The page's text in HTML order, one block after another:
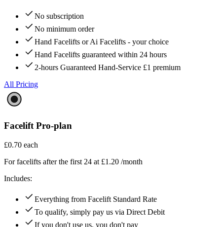
No subscription​​​​‌ ‍ ​‍​‍‌‍ ‌ ​‍‌‍‍‌‌‍‌ ‌‍‍‌‌‍ ‍​‍​‍​ ‍‍​‍​‍‌ ​ ‌‍​‌‌‍ ‍‌‍‍‌‌ ‌​‌ ‍‌​‍ ‍‌‍‍‌‌‍ ​‍​‍​‍ ​​‍​‍‌‍‍​‌ ​‍‌‍‌‌‌‍‌‍​‍​‍​ ‍‍​‍​‍​‍ ‌‍​‌‌‍‌​‌‍ ‌‌‍‍‌‌‍ ‍​‍ ‌‍‍‌‌‍ ‍‌ ‌​‌‍‌‌‌‍ ‍‌ ‌​​‍ ‌‍‌‌‌‍‌​‌‍‍‌‌ ‌​​‍ ‌‍ ‌‌‍ ‌‍‌​‌‍‌‌​ ‌‌ ​​‌ ​‍‌‍‌‌‌ ​ ‌‍‌‌‌‍ ‍‌ ‌​‌‍​‌‌ ‌​‌‍‍‌‌‍ ‌‍ ‍​ ‍ ‌‍‍‌‌‍‌​​ ‌​ ​‌​ ‌‌‌‍​‍‌‍​ ‌‍‌‍​ ‍‌​ ​‌​ ​‍​‍ ‌​ ​‍​ ‍​‌‍‌‍​ ​‌​‍ ‌​ ‌​​ ‍​​ ​‌​ ‌‍​‍ ‌‌‍​‍​ ​​​ ‌‌‌‍​‌​‍ ‌​ ‍​​ ‍‌‌‍​‍‌‍‌‍‌‍‌​‌‍​ ​ ‌‍‌‍​‌‌‍‌‌​ ‌ ​ ‌​‌‍​ ​ ‍ ‌ ‌​‌ ‍‌‌ ​​‌‍‌‌​ ‌‌ ​​‌ ​‍‌‍‍‌‌‍​ ‌‍‍‌‌‍ ‍‌‍‌ ‌‌​​‌‍ ​‌‍​‌‌‍ ‍​ ‍ ‌ ​​‌‍​‌‌ ‌​‌‍‍​​ ‌‌‍‍‌‌‍ ‍‌‍​ ‌‍ ​‌ ‌‌‌‍‌​‌‍‌‌‌ ​ ​‍‌‌​ ‌‌‌​​‍​ ​​​‍‌‌​ ‌‌‌​‌​​ ‌‍​‍‌‍​‌‌ ​ ‌‍‌‌‌‌‌‌‌ ​‍‌‍ ​​ ‌​‍‌‌​ ​‍‌​‌‍‌‍​‌‌‍‌​‌‍ ‌‌‍‍‌‌‍ ‍​‍‌‍‌‍‍‌‌‍‌​​ ‌​ ​‌​ ‌‌‌‍​‍‌‍​ ‌‍‌‍​ ‍‌​ ​‌​ ​‍​‍ ‌​ ​‍​ ‍​‌‍‌‍​ ​‌​‍ ‌​ ‌​​ ‍​​ ​‌​ ‌‍​‍ ‌‌‍​‍​ ​​​ ‌‌‌‍​‌​‍ ‌​ ‍​​ ‍‌‌‍​‍‌‍‌‍‌‍‌​‌‍​ ​ ‌‍‌‍​‌‌‍‌‌​ ‌ ​ ‌​‌‍​ ​‍‌‍‌ ‌​‌ ‍‌‌ ​​‌‍‌‌​ ‌‌ ​​‌ ​‍‌‍‍‌‌‍​ ‌‍‍‌‌‍ ‍‌‍‌ ‌‌​​‌‍ ​‌‍​‌‌‍ ‍​‍‌‍‌ ​​‌‍​‌‌ ‌​‌‍‍​​ ‌‌‍‍‌‌‍ ‍‌‍​ ‌‍ ​‌ ‌‌‌‍‌​‌‍‌‌‌ ​ ​‍‌‌​ ‌‌‌​​‍​ ​​​‍‌‌​ ‌‌‌​‌​​‍‌‍‌ ​​‌‍‌‌‌ ​‍‌ ​ ‌ ​​‌‍‌‌‌‍​ ‌ ‌​‌‍‍‌‌ ‌‍‌‍‌‌​ ‌‌ ​​‌ ‌‌‌‍​‍‌‍ ​‌‍‍‌‌ ​ ‌‍‍​‌‍‌‌‌‍‌​​‍​‍‌ ‌
No minimum order​​​​‌ ‍ ​‍​‍‌‍ ‌ ​‍‌‍‍‌‌‍‌ ‌‍‍‌‌‍ ‍​‍​‍​ ‍‍​‍​‍‌ ​ ‌‍​‌‌‍ ‍‌‍‍‌‌ ‌​‌ ‍‌​‍ ‍‌‍‍‌‌‍ ​‍​‍​‍ ​​‍​‍‌‍‍​‌ ​‍‌‍‌‌‌‍‌‍​‍​‍​ ‍‍​‍​‍​‍ ‌‍​‌‌‍‌​‌‍ ‌‌‍‍‌‌‍ ‍​‍ ‌‍‍‌‌‍ ‍‌ ‌​‌‍‌‌‌‍ ‍‌ ‌​​‍ ‌‍‌‌‌‍‌​‌‍‍‌‌ ‌​​‍ ‌‍ ‌‌‍ ‌‍‌​‌‍‌‌​ ‌‌ ​​‌ ​‍‌‍‌‌‌ ​ ‌‍‌‌‌‍ ‍‌ ‌​‌‍​‌‌ ‌​‌‍‍‌‌‍ ‌‍ ‍​ ‍ ‌‍‍‌‌‍‌​​ ‌​ ​‌​ ‌‌‌‍​‍‌‍​ ‌‍‌‍​ ‍‌​ ​‌​ ​‍​‍ ‌​ ​‍​ ‍​‌‍‌‍​ ​‌​‍ ‌​ ‌​​ ‍​​ ​‌​ ‌‍​‍ ‌‌‍​‍​ ​​​ ‌‌‌‍​‌​‍ ‌​ ‍​​ ‍‌‌‍​‍‌‍‌‍‌‍‌​‌‍​ ​ ‌‍‌‍​‌‌‍‌‌​ ‌ ​ ‌​‌‍​ ​ ‍ ‌ ‌​‌ ‍‌‌ ​​‌‍‌‌​ ‌‌ ​​‌ ​‍‌‍‍‌‌‍​ ‌‍‍‌‌‍ ‍‌‍‌ ‌‌​​‌‍ ​‌‍​‌‌‍ ‍​ ‍ ‌ ​​‌‍​‌‌ ‌​‌‍‍​​ ‌‌‍‍‌‌‍ ‍‌‍​ ‌‍ ​‌ ‌‌‌‍‌​‌‍‌‌‌ ​ ​‍‌‌​ ‌‌‌​​‍​ ​‌​‍‌‌​ ‌‌‌​‌​​ ‌‍​‍‌‍​‌‌ ​ ‌‍‌‌‌‌‌‌‌ ​‍‌‍ ​​ ‌​‍‌‌​ ​‍‌​‌‍‌‍​‌‌‍‌​‌‍ ‌‌‍‍‌‌‍ ‍​‍‌‍‌‍‍‌‌‍‌​​ ‌​ ​‌​ ‌‌‌‍​‍‌‍​ ‌‍‌‍​ ‍‌​ ​‌​ ​‍​‍ ‌​ ​‍​ ‍​‌‍‌‍​ ​‌​‍ ‌​ ‌​​ ‍​​ ​‌​ ‌‍​‍ ‌‌‍​‍​ ​​​ ‌‌‌‍​‌​‍ ‌​ ‍​​ ‍‌‌‍​‍‌‍‌‍‌‍‌​‌‍​ ​ ‌‍‌‍​‌‌‍‌‌​ ‌ ​ ‌​‌‍​ ​‍‌‍‌ ‌​‌ ‍‌‌ ​​‌‍‌‌​ ‌‌ ​​‌ ​‍‌‍‍‌‌‍​ ‌‍‍‌‌‍ ‍‌‍‌ ‌‌​​‌‍ ​‌‍​‌‌‍ ‍​‍‌‍‌ ​​‌‍​‌‌ ‌​‌‍‍​​ ‌‌‍‍‌‌‍ ‍‌‍​ ‌‍ ​‌ ‌‌‌‍‌​‌‍‌‌‌ ​ ​‍‌‌​ ‌‌‌​​‍​ ​‌​‍‌‌​ ‌‌‌​‌​​‍‌‍‌ ​​‌‍‌‌‌ ​‍‌ ​ ‌ ​​‌‍‌‌‌‍​ ‌ ‌​‌‍‍‌‌ ‌‍‌‍‌‌​ ‌‌ ​​‌ ‌‌‌‍​‍‌‍ ​‌‍‍‌‌ ​ ‌‍‍​‌‍‌‌‌‍‌​​‍​‍‌ ‌
Hand Facelifts or Ai Facelifts - your choice​​​​‌ ‍ ​‍​‍‌‍ ‌ ​‍‌‍‍‌‌‍‌ ‌‍‍‌‌‍ ‍​‍​‍​ ‍‍​‍​‍‌ ​ ‌‍​‌‌‍ ‍‌‍‍‌‌ ‌​‌ ‍‌​‍ ‍‌‍‍‌‌‍ ​‍​‍​‍ ​​‍​‍‌‍‍​‌ ​‍‌‍‌‌‌‍‌‍​‍​‍​ ‍‍​‍​‍​‍ ‌‍​‌‌‍‌​‌‍ ‌‌‍‍‌‌‍ ‍​‍ ‌‍‍‌‌‍ ‍‌ ‌​‌‍‌‌‌‍ ‍‌ ‌​​‍ ‌‍‌‌‌‍‌​‌‍‍‌‌ ‌​​‍ ‌‍ ‌‌‍ ‌‍‌​‌‍‌‌​ ‌‌ ​​‌ ​‍‌‍‌‌‌ ​ ‌‍‌‌‌‍ ‍‌ ‌​‌‍​‌‌ ‌​‌‍‍‌‌‍ ‌‍ ‍​ ‍ ‌‍‍‌‌‍‌​​ ‌​ ​‌​ ‌‌‌‍​‍‌‍​ ‌‍‌‍​ ‍‌​ ​‌​ ​‍​‍ ‌​ ​‍​ ‍​‌‍‌‍​ ​‌​‍ ‌​ ‌​​ ‍​​ ​‌​ ‌‍​‍ ‌‌‍​‍​ ​​​ ‌‌‌‍​‌​‍ ‌​ ‍​​ ‍‌‌‍​‍‌‍‌‍‌‍‌​‌‍​ ​ ‌‍‌‍​‌‌‍‌‌​ ‌ ​ ‌​‌‍​ ​ ‍ ‌ ‌​‌ ‍‌‌ ​​‌‍‌‌​ ‌‌ ​​‌ ​‍‌‍‍‌‌‍​ ‌‍‍‌‌‍ ‍‌‍‌ ‌‌​​‌‍ ​‌‍​‌‌‍ ‍​ ‍ ‌ ​​‌‍​‌‌ ‌​‌‍‍​​ ‌‌‍‍‌‌‍ ‍‌‍​ ‌‍ ​‌ ‌‌‌‍‌​‌‍‌‌‌ ​ ​‍‌‌​ ‌‌‌​​‍​ ​‍​‍‌‌​ ‌‌‌​‌​​ ‌‍​‍‌‍​‌‌ ​ ‌‍‌‌‌‌‌‌‌ ​‍‌‍ ​​ ‌​‍‌‌​ ​‍‌​‌‍‌‍​‌‌‍‌​‌‍ ‌‌‍‍‌‌‍ ‍​‍‌‍‌‍‍‌‌‍‌​​ ‌​ ​‌​ ‌‌‌‍​‍‌‍​ ‌‍‌‍​ ‍‌​ ​‌​ ​‍​‍ ‌​ ​‍​ ‍​‌‍‌‍​ ​‌​‍ ‌​ ‌​​ ‍​​ ​‌​ ‌‍​‍ ‌‌‍​‍​ ​​​ ‌‌‌‍​‌​‍ ‌​ ‍​​ ‍‌‌‍​‍‌‍‌‍‌‍‌​‌‍​ ​ ‌‍‌‍​‌‌‍‌‌​ ‌ ​ ‌​‌‍​ ​‍‌‍‌ ‌​‌ ‍‌‌ ​​‌‍‌‌​ ‌‌ ​​‌ ​‍‌‍‍‌‌‍​ ‌‍‍‌‌‍ ‍‌‍‌ ‌‌​​‌‍ ​‌‍​‌‌‍ ‍​‍‌‍‌ ​​‌‍​‌‌ ‌​‌‍‍​​ ‌‌‍‍‌‌‍ ‍‌‍​ ‌‍ ​‌ ‌‌‌‍‌​‌‍‌‌‌ ​ ​‍‌‌​ ‌‌‌​​‍​ ​‍​‍‌‌​ ‌‌‌​‌​​‍‌‍‌ ​​‌‍‌‌‌ ​‍‌ ​ ‌ ​​‌‍‌‌‌‍​ ‌ ‌​‌‍‍‌‌ ‌‍‌‍‌‌​ ‌‌ ​​‌ ‌‌‌‍​‍‌‍ ​‌‍‍‌‌ ​ ‌‍‍​‌‍‌‌‌‍‌​​‍​‍‌ ‌
Hand Facelifts guaranteed within 24 hours​​​​‌ ‍ ​‍​‍‌‍ ‌ ​‍‌‍‍‌‌‍‌ ‌‍‍‌‌‍ ‍​‍​‍​ ‍‍​‍​‍‌ ​ ‌‍​‌‌‍ ‍‌‍‍‌‌ ‌​‌ ‍‌​‍ ‍‌‍‍‌‌‍ ​‍​‍​‍ ​​‍​‍‌‍‍​‌ ​‍‌‍‌‌‌‍‌‍​‍​‍​ ‍‍​‍​‍​‍ ‌‍​‌‌‍‌​‌‍ ‌‌‍‍‌‌‍ ‍​‍ ‌‍‍‌‌‍ ‍‌ ‌​‌‍‌‌‌‍ ‍‌ ‌​​‍ ‌‍‌‌‌‍‌​‌‍‍‌‌ ‌​​‍ ‌‍ ‌‌‍ ‌‍‌​‌‍‌‌​ ‌‌ ​​‌ ​‍‌‍‌‌‌ ​ ‌‍‌‌‌‍ ‍‌ ‌​‌‍​‌‌ ‌​‌‍‍‌‌‍ ‌‍ ‍​ ‍ ‌‍‍‌‌‍‌​​ ‌​ ​‌​ ‌‌‌‍​‍‌‍​ ‌‍‌‍​ ‍‌​ ​‌​ ​‍​‍ ‌​ ​‍​ ‍​‌‍‌‍​ ​‌​‍ ‌​ ‌​​ ‍​​ ​‌​ ‌‍​‍ ‌‌‍​‍​ ​​​ ‌‌‌‍​‌​‍ ‌​ ‍​​ ‍‌‌‍​‍‌‍‌‍‌‍‌​‌‍​ ​ ‌‍‌‍​‌‌‍‌‌​ ‌ ​ ‌​‌‍​ ​ ‍ ‌ ‌​‌ ‍‌‌ ​​‌‍‌‌​ ‌‌ ​​‌ ​‍‌‍‍‌‌‍​ ‌‍‍‌‌‍ ‍‌‍‌ ‌‌​​‌‍ ​‌‍​‌‌‍ ‍​ ‍ ‌ ​​‌‍​‌‌ ‌​‌‍‍​​ ‌‌‍‍‌‌‍ ‍‌‍​ ‌‍ ​‌ ‌‌‌‍‌​‌‍‌‌‌ ​ ​‍‌‌​ ‌‌‌​​‍​ ​ ​‍‌‌​ ‌‌‌​‌​​ ‌‍​‍‌‍​‌‌ ​ ‌‍‌‌‌‌‌‌‌ ​‍‌‍ ​​ ‌​‍‌‌​ ​‍‌​‌‍‌‍​‌‌‍‌​‌‍ ‌‌‍‍‌‌‍ ‍​‍‌‍‌‍‍‌‌‍‌​​ ‌​ ​‌​ ‌‌‌‍​‍‌‍​ ‌‍‌‍​ ‍‌​ ​‌​ ​‍​‍ ‌​ ​‍​ ‍​‌‍‌‍​ ​‌​‍ ‌​ ‌​​ ‍​​ ​‌​ ‌‍​‍ ‌‌‍​‍​ ​​​ ‌‌‌‍​‌​‍ ‌​ ‍​​ ‍‌‌‍​‍‌‍‌‍‌‍‌​‌‍​ ​ ‌‍‌‍​‌‌‍‌‌​ ‌ ​ ‌​‌‍​ ​‍‌‍‌ ‌​‌ ‍‌‌ ​​‌‍‌‌​ ‌‌ ​​‌ ​‍‌‍‍‌‌‍​ ‌‍‍‌‌‍ ‍‌‍‌ ‌‌​​‌‍ ​‌‍​‌‌‍ ‍​‍‌‍‌ ​​‌‍​‌‌ ‌​‌‍‍​​ ‌‌‍‍‌‌‍ ‍‌‍​ ‌‍ ​‌ ‌‌‌‍‌​‌‍‌‌‌ ​ ​‍‌‌​ ‌‌‌​​‍​ ​ ​‍‌‌​ ‌‌‌​‌​​‍‌‍‌ ​​‌‍‌‌‌ ​‍‌ ​ ‌ ​​‌‍‌‌‌‍​ ‌ ‌​‌‍‍‌‌ ‌‍‌‍‌‌​ ‌‌ ​​‌ ‌‌‌‍​‍‌‍ ​‌‍‍‌‌ ​ ‌‍‍​‌‍‌‌‌‍‌​​‍​‍‌ ‌
2-hours Guaranteed Hand-Service £1 premium​​​​‌ ‍ ​‍​‍‌‍ ‌ ​‍‌‍‍‌‌‍‌ ‌‍‍‌‌‍ ‍​‍​‍​ ‍‍​‍​‍‌ ​ ‌‍​‌‌‍ ‍‌‍‍‌‌ ‌​‌ ‍‌​‍ ‍‌‍‍‌‌‍ ​‍​‍​‍ ​​‍​‍‌‍‍​‌ ​‍‌‍‌‌‌‍‌‍​‍​‍​ ‍‍​‍​‍​‍ ‌‍​‌‌‍‌​‌‍ ‌‌‍‍‌‌‍ ‍​‍ ‌‍‍‌‌‍ ‍‌ ‌​‌‍‌‌‌‍ ‍‌ ‌​​‍ ‌‍‌‌‌‍‌​‌‍‍‌‌ ‌​​‍ ‌‍ ‌‌‍ ‌‍‌​‌‍‌‌​ ‌‌ ​​‌ ​‍‌‍‌‌‌ ​ ‌‍‌‌‌‍ ‍‌ ‌​‌‍​‌‌ ‌​‌‍‍‌‌‍ ‌‍ ‍​ ‍ ‌‍‍‌‌‍‌​​ ‌​ ​‌​ ‌‌‌‍​‍‌‍​ ‌‍‌‍​ ‍‌​ ​‌​ ​‍​‍ ‌​ ​‍​ ‍​‌‍‌‍​ ​‌​‍ ‌​ ‌​​ ‍​​ ​‌​ ‌‍​‍ ‌‌‍​‍​ ​​​ ‌‌‌‍​‌​‍ ‌​ ‍​​ ‍‌‌‍​‍‌‍‌‍‌‍‌​‌‍​ ​ ‌‍‌‍​‌‌‍‌‌​ ‌ ​ ‌​‌‍​ ​ ‍ ‌ ‌​‌ ‍‌‌ ​​‌‍‌‌​ ‌‌ ​​‌ ​‍‌‍‍‌‌‍​ ‌‍‍‌‌‍ ‍‌‍‌ ‌‌​​‌‍ ​‌‍​‌‌‍ ‍​ ‍ ‌ ​​‌‍​‌‌ ‌​‌‍‍​​ ‌‌‍‍‌‌‍ ‍‌‍​ ‌‍ ​‌ ‌‌‌‍‌​‌‍‌‌‌ ​ ​‍‌‌​ ‌‌‌​​‍​ ‌​​‍‌‌​ ‌‌‌​‌​​ ‌‍​‍‌‍​‌‌ ​ ‌‍‌‌‌‌‌‌‌ ​‍‌‍ ​​ ‌​‍‌‌​ ​‍‌​‌‍‌‍​‌‌‍‌​‌‍ ‌‌‍‍‌‌‍ ‍​‍‌‍‌‍‍‌‌‍‌​​ ‌​ ​‌​ ‌‌‌‍​‍‌‍​ ‌‍‌‍​ ‍‌​ ​‌​ ​‍​‍ ‌​ ​‍​ ‍​‌‍‌‍​ ​‌​‍ ‌​ ‌​​ ‍​​ ​‌​ ‌‍​‍ ‌‌‍​‍​ ​​​ ‌‌‌‍​‌​‍ ‌​ ‍​​ ‍‌‌‍​‍‌‍‌‍‌‍‌​‌‍​ ​ ‌‍‌‍​‌‌‍‌‌​ ‌ ​ ‌​‌‍​ ​‍‌‍‌ ‌​‌ ‍‌‌ ​​‌‍‌‌​ ‌‌ ​​‌ ​‍‌‍‍‌‌‍​ ‌‍‍‌‌‍ ‍‌‍‌ ‌‌​​‌‍ ​‌‍​‌‌‍ ‍​‍‌‍‌ ​​‌‍​‌‌ ‌​‌‍‍​​ ‌‌‍‍‌‌‍ ‍‌‍​ ‌‍ ​‌ ‌‌‌‍‌​‌‍‌‌‌ ​ ​‍‌‌​ ‌‌‌​​‍​ ‌​​‍‌‌​ ‌‌‌​‌​​‍‌‍‌ ​​‌‍‌‌‌ ​‍‌ ​ ‌ ​​‌‍‌‌‌‍​ ‌ ‌​‌‍‍‌‌ ‌‍‌‍‌‌​ ‌‌ ​​‌ ‌‌‌‍​‍‌‍ ​‌‍‍‌‌ ​ ‌‍‍​‌‍‌‌‌‍‌​​‍​‍‌ ‌
All Pricing
Facelift Pro-plan​​​​‌ ‍ ​‍​‍‌‍ ‌ ​‍‌‍‍‌‌‍‌ ‌‍‍‌‌‍ ‍​‍​‍​ ‍‍​‍​‍‌ ​ ‌‍​‌‌‍ ‍‌‍‍‌‌ ‌​‌ ‍‌​‍ ‍‌‍‍‌‌‍ ​‍​‍​‍ ​​‍​‍‌‍‍​‌ ​‍‌‍‌‌‌‍‌‍​‍​‍​ ‍‍​‍​‍​‍ ‌‍​‌‌‍‌​‌‍ ‌‌‍‍‌‌‍ ‍​‍ ‌‍‍‌‌‍ ‍‌ ‌​‌‍‌‌‌‍ ‍‌ ‌​​‍ ‌‍‌‌‌‍‌​‌‍‍‌‌ ‌​​‍ ‌‍ ‌‌‍ ‌‍‌​‌‍‌‌​ ‌‌ ​​‌ ​‍‌‍‌‌‌ ​ ‌‍‌‌‌‍ ‍‌ ‌​‌‍​‌‌ ‌​‌‍‍‌‌‍ ‌‍ ‍​ ‍ ‌‍‍‌‌‍‌​​ ‌‌‍​‌​ ​​​ ‌ ‌‍‌‌‌‍​ ‌‍‌‌‌‍‌​​ ‌‌​‍ ‌‌‍‌‍‌‍‌‌‌‍‌‍‌‍​‍​‍ ‌​ ‌​​ ‌ ​ ‌ ​ ​‍​‍ ‌‌‍​‌‌‍‌‌​ ​‍​ ​​​‍ ‌​ ‌‌‌‍​‍‌‍​ ​ ‍​​ ‌ ‌‍​‍‌‍‌‌‌‍‌‌​ ‌‍​ ​ ​ ‌​‌‍​‍​ ‍ ‌ ‌​‌ ‍‌‌ ​​‌‍‌‌​ ‌‌ ​​‌ ​‍‌‍‍‌‌‍​ ‌‍‍‌‌‍ ‍‌‍‌ ‌‌​​‌‍ ​‌‍​‌‌‍ ‍​ ‍ ‌ ​​‌‍​‌‌ ‌​‌‍‍​​ ‌‌ ‌​‌‍‍‌‌ ‌​‌‍ ​‌‍‌‌​ ‌‍​‍‌‍​‌‌ ​ ‌‍‌‌‌‌‌‌‌ ​‍‌‍ ​​ ‌​‍‌‌​ ​‍‌​‌‍‌‍​‌‌‍‌​‌‍ ‌‌‍‍‌‌‍ ‍​‍‌‍‌‍‍‌‌‍‌​​ ‌‌‍​‌​ ​​​ ‌ ‌‍‌‌‌‍​ ‌‍‌‌‌‍‌​​ ‌‌​‍ ‌‌‍‌‍‌‍‌‌‌‍‌‍‌‍​‍​‍ ‌​ ‌​​ ‌ ​ ‌ ​ ​‍​‍ ‌‌‍​‌‌‍‌‌​ ​‍​ ​​​‍ ‌​ ‌‌‌‍​‍‌‍​ ​ ‍​​ ‌ ‌‍​‍‌‍‌‌‌‍‌‌​ ‌‍​ ​ ​ ‌​‌‍​‍​‍‌‍‌ ‌​‌ ‍‌‌ ​​‌‍‌‌​ ‌‌ ​​‌ ​‍‌‍‍‌‌‍​ ‌‍‍‌‌‍ ‍‌‍‌ ‌‌​​‌‍ ​‌‍​‌‌‍ ‍​‍‌‍‌ ​​‌‍​‌‌ ‌​‌‍‍​​ ‌‌ ‌​‌‍‍‌‌ ‌​‌‍ ​‌‍‌‌​‍​‍‌ ‌
£0.70 each​​​​‌ ‍ ​‍​‍‌‍ ‌ ​‍‌‍‍‌‌‍‌ ‌‍‍‌‌‍ ‍​‍​‍​ ‍‍​‍​‍‌ ​ ‌‍​‌‌‍ ‍‌‍‍‌‌ ‌​‌ ‍‌​‍ ‍‌‍‍‌‌‍ ​‍​‍​‍ ​​‍​‍‌‍‍​‌ ​‍‌‍‌‌‌‍‌‍​‍​‍​ ‍‍​‍​‍​‍ ‌‍​‌‌‍‌​‌‍ ‌‌‍‍‌‌‍ ‍​‍ ‌‍‍‌‌‍ ‍‌ ‌​‌‍‌‌‌‍ ‍‌ ‌​​‍ ‌‍‌‌‌‍‌​‌‍‍‌‌ ‌​​‍ ‌‍ ‌‌‍ ‌‍‌​‌‍‌‌​ ‌‌ ​​‌ ​‍‌‍‌‌‌ ​ ‌‍‌‌‌‍ ‍‌ ‌​‌‍​‌‌ ‌​‌‍‍‌‌‍ ‌‍ ‍​ ‍ ‌‍‍‌‌‍‌​​ ‌‌‍​‌​ ​​​ ‌ ‌‍‌‌‌‍​ ‌‍‌‌‌‍‌​​ ‌‌​‍ ‌‌‍‌‍‌‍‌‌‌‍‌‍‌‍​‍​‍ ‌​ ‌​​ ‌ ​ ‌ ​ ​‍​‍ ‌‌‍​‌‌‍‌‌​ ​‍​ ​​​‍ ‌​ ‌‌‌‍​‍‌‍​ ​ ‍​​ ‌ ‌‍​‍‌‍‌‌‌‍‌‌​ ‌‍​ ​ ​ ‌​‌‍​‍​ ‍ ‌ ‌​‌ ‍‌‌ ​​‌‍‌‌​ ‌‌ ​​‌ ​‍‌‍‍‌‌‍​ ‌‍‍‌‌‍ ‍‌‍‌ ‌‌​​‌‍ ​‌‍​‌‌‍ ‍​ ‍ ‌ ​​‌‍​‌‌ ‌​‌‍‍​​ ‌‌‍​ ‌‍ ‌‍ ‌‌‍ ‌‌‍‌‌‌‍ ‍‌ ‌​​ ‌‍​‍‌‍​‌‌ ​ ‌‍‌‌‌‌‌‌‌ ​‍‌‍ ​​ ‌​‍‌‌​ ​‍‌​‌‍‌‍​‌‌‍‌​‌‍ ‌‌‍‍‌‌‍ ‍​‍‌‍‌‍‍‌‌‍‌​​ ‌‌‍​‌​ ​​​ ‌ ‌‍‌‌‌‍​ ‌‍‌‌‌‍‌​​ ‌‌​‍ ‌‌‍‌‍‌‍‌‌‌‍‌‍‌‍​‍​‍ ‌​ ‌​​ ‌ ​ ‌ ​ ​‍​‍ ‌‌‍​‌‌‍‌‌​ ​‍​ ​​​‍ ‌​ ‌‌‌‍​‍‌‍​ ​ ‍​​ ‌ ‌‍​‍‌‍‌‌‌‍‌‌​ ‌‍​ ​ ​ ‌​‌‍​‍​‍‌‍‌ ‌​‌ ‍‌‌ ​​‌‍‌‌​ ‌‌ ​​‌ ​‍‌‍‍‌‌‍​ ‌‍‍‌‌‍ ‍‌‍‌ ‌‌​​‌‍ ​‌‍​‌‌‍ ‍​‍‌‍‌ ​​‌‍​‌‌ ‌​‌‍‍​​ ‌‌‍​ ‌‍ ‌‍ ‌‌‍ ‌‌‍‌‌‌‍ ‍‌ ‌​​‍​‍‌ ‌
For facelifts after the first 24 at £1.20 /month​​​​‌ ‍ ​‍​‍‌‍ ‌ ​‍‌‍‍‌‌‍‌ ‌‍‍‌‌‍ ‍​‍​‍​ ‍‍​‍​‍‌ ​ ‌‍​‌‌‍ ‍‌‍‍‌‌ ‌​‌ ‍‌​‍ ‍‌‍‍‌‌‍ ​‍​‍​‍ ​​‍​‍‌‍‍​‌ ​‍‌‍‌‌‌‍‌‍​‍​‍​ ‍‍​‍​‍​‍ ‌‍​‌‌‍‌​‌‍ ‌‌‍‍‌‌‍ ‍​‍ ‌‍‍‌‌‍ ‍‌ ‌​‌‍‌‌‌‍ ‍‌ ‌​​‍ ‌‍‌‌‌‍‌​‌‍‍‌‌ ‌​​‍ ‌‍ ‌‌‍ ‌‍‌​‌‍‌‌​ ‌‌ ​​‌ ​‍‌‍‌‌‌ ​ ‌‍‌‌‌‍ ‍‌ ‌​‌‍​‌‌ ‌​‌‍‍‌‌‍ ‌‍ ‍​ ‍ ‌‍‍‌‌‍‌​​ ‌‌‍​‌​ ​​​ ‌ ‌‍‌‌‌‍​ ‌‍‌‌‌‍‌​​ ‌‌​‍ ‌‌‍‌‍‌‍‌‌‌‍‌‍‌‍​‍​‍ ‌​ ‌​​ ‌ ​ ‌ ​ ​‍​‍ ‌‌‍​‌‌‍‌‌​ ​‍​ ​​​‍ ‌​ ‌‌‌‍​‍‌‍​ ​ ‍​​ ‌ ‌‍​‍‌‍‌‌‌‍‌‌​ ‌‍​ ​ ​ ‌​‌‍​‍​ ‍ ‌ ‌​‌ ‍‌‌ ​​‌‍‌‌​ ‌‌ ​​‌ ​‍‌‍‍‌‌‍​ ‌‍‍‌‌‍ ‍‌‍‌ ‌‌​​‌‍ ​‌‍​‌‌‍ ‍​ ‍ ‌ ​​‌‍​‌‌ ‌​‌‍‍​​ ‌‌‍‌​‌‍‌‌‌ ​ ‌‍​ ‌ ​‍‌‍‍‌‌ ​​‌ ‌​‌‍‍‌‌‍ ‌‍ ‍​ ‌‍​‍‌‍​‌‌ ​ ‌‍‌‌‌‌‌‌‌ ​‍‌‍ ​​ ‌​‍‌‌​ ​‍‌​‌‍‌‍​‌‌‍‌​‌‍ ‌‌‍‍‌‌‍ ‍​‍‌‍‌‍‍‌‌‍‌​​ ‌‌‍​‌​ ​​​ ‌ ‌‍‌‌‌‍​ ‌‍‌‌‌‍‌​​ ‌‌​‍ ‌‌‍‌‍‌‍‌‌‌‍‌‍‌‍​‍​‍ ‌​ ‌​​ ‌ ​ ‌ ​ ​‍​‍ ‌‌‍​‌‌‍‌‌​ ​‍​ ​​​‍ ‌​ ‌‌‌‍​‍‌‍​ ​ ‍​​ ‌ ‌‍​‍‌‍‌‌‌‍‌‌​ ‌‍​ ​ ​ ‌​‌‍​‍​‍‌‍‌ ‌​‌ ‍‌‌ ​​‌‍‌‌​ ‌‌ ​​‌ ​‍‌‍‍‌‌‍​ ‌‍‍‌‌‍ ‍‌‍‌ ‌‌​​‌‍ ​‌‍​‌‌‍ ‍​‍‌‍‌ ​​‌‍​‌‌ ‌​‌‍‍​​ ‌‌‍‌​‌‍‌‌‌ ​ ‌‍​ ‌ ​‍‌‍‍‌‌ ​​‌ ‌​‌‍‍‌‌‍ ‌‍ ‍​‍​‍‌ ‌
Includes:
Everything from Facelift Standard Rate​​​​‌ ‍ ​‍​‍‌‍ ‌ ​‍‌‍‍‌‌‍‌ ‌‍‍‌‌‍ ‍​‍​‍​ ‍‍​‍​‍‌ ​ ‌‍​‌‌‍ ‍‌‍‍‌‌ ‌​‌ ‍‌​‍ ‍‌‍‍‌‌‍ ​‍​‍​‍ ​​‍​‍‌‍‍​‌ ​‍‌‍‌‌‌‍‌‍​‍​‍​ ‍‍​‍​‍​‍ ‌‍​‌‌‍‌​‌‍ ‌‌‍‍‌‌‍ ‍​‍ ‌‍‍‌‌‍ ‍‌ ‌​‌‍‌‌‌‍ ‍‌ ‌​​‍ ‌‍‌‌‌‍‌​‌‍‍‌‌ ‌​​‍ ‌‍ ‌‌‍ ‌‍‌​‌‍‌‌​ ‌‌ ​​‌ ​‍‌‍‌‌‌ ​ ‌‍‌‌‌‍ ‍‌ ‌​‌‍​‌‌ ‌​‌‍‍‌‌‍ ‌‍ ‍​ ‍ ‌‍‍‌‌‍‌​​ ‌‌‍​‌​ ​​​ ‌ ‌‍‌‌‌‍​ ‌‍‌‌‌‍‌​​ ‌‌​‍ ‌‌‍‌‍‌‍‌‌‌‍‌‍‌‍​‍​‍ ‌​ ‌​​ ‌ ​ ‌ ​ ​‍​‍ ‌‌‍​‌‌‍‌‌​ ​‍​ ​​​‍ ‌​ ‌‌‌‍​‍‌‍​ ​ ‍​​ ‌ ‌‍​‍‌‍‌‌‌‍‌‌​ ‌‍​ ​ ​ ‌​‌‍​‍​ ‍ ‌ ‌​‌ ‍‌‌ ​​‌‍‌‌​ ‌‌ ​​‌ ​‍‌‍‍‌‌‍​ ‌‍‍‌‌‍ ‍‌‍‌ ‌‌​​‌‍ ​‌‍​‌‌‍ ‍​ ‍ ‌ ​​‌‍​‌‌ ‌​‌‍‍​​ ‌‌‍‍‌‌‍ ‍‌‍​ ‌‍ ​‌ ‌‌‌‍‌​‌‍‌‌‌ ​ ​‍‌‌​ ‌‌‌​​‍​ ​​​‍‌‌​ ‌‌‌​‌​​ ‌‍​‍‌‍​‌‌ ​ ‌‍‌‌‌‌‌‌‌ ​‍‌‍ ​​ ‌​‍‌‌​ ​‍‌​‌‍‌‍​‌‌‍‌​‌‍ ‌‌‍‍‌‌‍ ‍​‍‌‍‌‍‍‌‌‍‌​​ ‌‌‍​‌​ ​​​ ‌ ‌‍‌‌‌‍​ ‌‍‌‌‌‍‌​​ ‌‌​‍ ‌‌‍‌‍‌‍‌‌‌‍‌‍‌‍​‍​‍ ‌​ ‌​​ ‌ ​ ‌ ​ ​‍​‍ ‌‌‍​‌‌‍‌‌​ ​‍​ ​​​‍ ‌​ ‌‌‌‍​‍‌‍​ ​ ‍​​ ‌ ‌‍​‍‌‍‌‌‌‍‌‌​ ‌‍​ ​ ​ ‌​‌‍​‍​‍‌‍‌ ‌​‌ ‍‌‌ ​​‌‍‌‌​ ‌‌ ​​‌ ​‍‌‍‍‌‌‍​ ‌‍‍‌‌‍ ‍‌‍‌ ‌‌​​‌‍ ​‌‍​‌‌‍ ‍​‍‌‍‌ ​​‌‍​‌‌ ‌​‌‍‍​​ ‌‌‍‍‌‌‍ ‍‌‍​ ‌‍ ​‌ ‌‌‌‍‌​‌‍‌‌‌ ​ ​‍‌‌​ ‌‌‌​​‍​ ​​​‍‌‌​ ‌‌‌​‌​​‍​‍‌ ‌
To qualify, simply pay us via Direct Debit​​​​‌ ‍ ​‍​‍‌‍ ‌ ​‍‌‍‍‌‌‍‌ ‌‍‍‌‌‍ ‍​‍​‍​ ‍‍​‍​‍‌ ​ ‌‍​‌‌‍ ‍‌‍‍‌‌ ‌​‌ ‍‌​‍ ‍‌‍‍‌‌‍ ​‍​‍​‍ ​​‍​‍‌‍‍​‌ ​‍‌‍‌‌‌‍‌‍​‍​‍​ ‍‍​‍​‍​‍ ‌‍​‌‌‍‌​‌‍ ‌‌‍‍‌‌‍ ‍​‍ ‌‍‍‌‌‍ ‍‌ ‌​‌‍‌‌‌‍ ‍‌ ‌​​‍ ‌‍‌‌‌‍‌​‌‍‍‌‌ ‌​​‍ ‌‍ ‌‌‍ ‌‍‌​‌‍‌‌​ ‌‌ ​​‌ ​‍‌‍‌‌‌ ​ ‌‍‌‌‌‍ ‍‌ ‌​‌‍​‌‌ ‌​‌‍‍‌‌‍ ‌‍ ‍​ ‍ ‌‍‍‌‌‍‌​​ ‌‌‍​‌​ ​​​ ‌ ‌‍‌‌‌‍​ ‌‍‌‌‌‍‌​​ ‌‌​‍ ‌‌‍‌‍‌‍‌‌‌‍‌‍‌‍​‍​‍ ‌​ ‌​​ ‌ ​ ‌ ​ ​‍​‍ ‌‌‍​‌‌‍‌‌​ ​‍​ ​​​‍ ‌​ ‌‌‌‍​‍‌‍​ ​ ‍​​ ‌ ‌‍​‍‌‍‌‌‌‍‌‌​ ‌‍​ ​ ​ ‌​‌‍​‍​ ‍ ‌ ‌​‌ ‍‌‌ ​​‌‍‌‌​ ‌‌ ​​‌ ​‍‌‍‍‌‌‍​ ‌‍‍‌‌‍ ‍‌‍‌ ‌‌​​‌‍ ​‌‍​‌‌‍ ‍​ ‍ ‌ ​​‌‍​‌‌ ‌​‌‍‍​​ ‌‌‍‍‌‌‍ ‍‌‍​ ‌‍ ​‌ ‌‌‌‍‌​‌‍‌‌‌ ​ ​‍‌‌​ ‌‌‌​​‍​ ​‌​‍‌‌​ ‌‌‌​‌​​ ‌‍​‍‌‍​‌‌ ​ ‌‍‌‌‌‌‌‌‌ ​‍‌‍ ​​ ‌​‍‌‌​ ​‍‌​‌‍‌‍​‌‌‍‌​‌‍ ‌‌‍‍‌‌‍ ‍​‍‌‍‌‍‍‌‌‍‌​​ ‌‌‍​‌​ ​​​ ‌ ‌‍‌‌‌‍​ ‌‍‌‌‌‍‌​​ ‌‌​‍ ‌‌‍‌‍‌‍‌‌‌‍‌‍‌‍​‍​‍ ‌​ ‌​​ ‌ ​ ‌ ​ ​‍​‍ ‌‌‍​‌‌‍‌‌​ ​‍​ ​​​‍ ‌​ ‌‌‌‍​‍‌‍​ ​ ‍​​ ‌ ‌‍​‍‌‍‌‌‌‍‌‌​ ‌‍​ ​ ​ ‌​‌‍​‍​‍‌‍‌ ‌​‌ ‍‌‌ ​​‌‍‌‌​ ‌‌ ​​‌ ​‍‌‍‍‌‌‍​ ‌‍‍‌‌‍ ‍‌‍‌ ‌‌​​‌‍ ​‌‍​‌‌‍ ‍​‍‌‍‌ ​​‌‍​‌‌ ‌​‌‍‍​​ ‌‌‍‍‌‌‍ ‍‌‍​ ‌‍ ​‌ ‌‌‌‍‌​‌‍‌‌‌ ​ ​‍‌‌​ ‌‌‌​​‍​ ​‌​‍‌‌​ ‌‌‌​‌​​‍​‍‌ ‌
If you don't use us, you don't pay​​​​‌ ‍ ​‍​‍‌‍ ‌ ​‍‌‍‍‌‌‍‌ ‌‍‍‌‌‍ ‍​‍​‍​ ‍‍​‍​‍‌ ​ ‌‍​‌‌‍ ‍‌‍‍‌‌ ‌​‌ ‍‌​‍ ‍‌‍‍‌‌‍ ​‍​‍​‍ ​​‍​‍‌‍‍​‌ ​‍‌‍‌‌‌‍‌‍​‍​‍​ ‍‍​‍​‍​‍ ‌‍​‌‌‍‌​‌‍ ‌‌‍‍‌‌‍ ‍​‍ ‌‍‍‌‌‍ ‍‌ ‌​‌‍‌‌‌‍ ‍‌ ‌​​‍ ‌‍‌‌‌‍‌​‌‍‍‌‌ ‌​​‍ ‌‍ ‌‌‍ ‌‍‌​‌‍‌‌​ ‌‌ ​​‌ ​‍‌‍‌‌‌ ​ ‌‍‌‌‌‍ ‍‌ ‌​‌‍​‌‌ ‌​‌‍‍‌‌‍ ‌‍ ‍​ ‍ ‌‍‍‌‌‍‌​​ ‌‌‍​‌​ ​​​ ‌ ‌‍‌‌‌‍​ ‌‍‌‌‌‍‌​​ ‌‌​‍ ‌‌‍‌‍‌‍‌‌‌‍‌‍‌‍​‍​‍ ‌​ ‌​​ ‌ ​ ‌ ​ ​‍​‍ ‌‌‍​‌‌‍‌‌​ ​‍​ ​​​‍ ‌​ ‌‌‌‍​‍‌‍​ ​ ‍​​ ‌ ‌‍​‍‌‍‌‌‌‍‌‌​ ‌‍​ ​ ​ ‌​‌‍​‍​ ‍ ‌ ‌​‌ ‍‌‌ ​​‌‍‌‌​ ‌‌ ​​‌ ​‍‌‍‍‌‌‍​ ‌‍‍‌‌‍ ‍‌‍‌ ‌‌​​‌‍ ​‌‍​‌‌‍ ‍​ ‍ ‌ ​​‌‍​‌‌ ‌​‌‍‍​​ ‌‌‍‍‌‌‍ ‍‌‍​ ‌‍ ​‌ ‌‌‌‍‌​‌‍‌‌‌ ​ ​‍‌‌​ ‌‌‌​​‍​ ​‍​‍‌‌​ ‌‌‌​‌​​ ‌‍​‍‌‍​‌‌ ​ ‌‍‌‌‌‌‌‌‌ ​‍‌‍ ​​ ‌​‍‌‌​ ​‍‌​‌‍‌‍​‌‌‍‌​‌‍ ‌‌‍‍‌‌‍ ‍​‍‌‍‌‍‍‌‌‍‌​​ ‌‌‍​‌​ ​​​ ‌ ‌‍‌‌‌‍​ ‌‍‌‌‌‍‌​​ ‌‌​‍ ‌‌‍‌‍‌‍‌‌‌‍‌‍‌‍​‍​‍ ‌​ ‌​​ ‌ ​ ‌ ​ ​‍​‍ ‌‌‍​‌‌‍‌‌​ ​‍​ ​​​‍ ‌​ ‌‌‌‍​‍‌‍​ ​ ‍​​ ‌ ‌‍​‍‌‍‌‌‌‍‌‌​ ‌‍​ ​ ​ ‌​‌‍​‍​‍‌‍‌ ‌​‌ ‍‌‌ ​​‌‍‌‌​ ‌‌ ​​‌ ​‍‌‍‍‌‌‍​ ‌‍‍‌‌‍ ‍‌‍‌ ‌‌​​‌‍ ​‌‍​‌‌‍ ‍​‍‌‍‌ ​​‌‍​‌‌ ‌​‌‍‍​​ ‌‌‍‍‌‌‍ ‍‌‍​ ‌‍ ​‌ ‌‌‌‍‌​‌‍‌‌‌ ​ ​‍‌‌​ ‌‌‌​​‍​ ​‍​‍‌‌​ ‌‌‌​‌​​‍​‍‌ ‌